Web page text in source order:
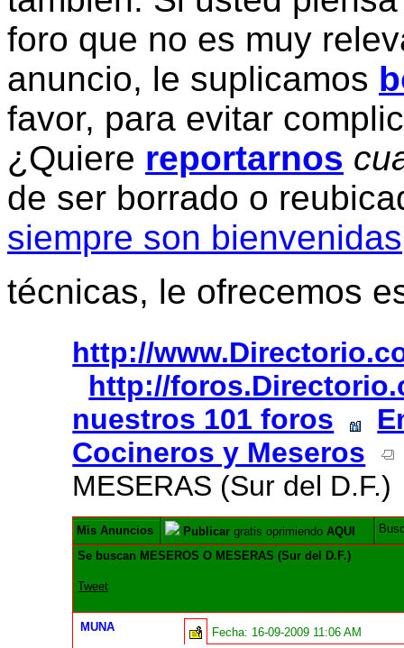
foro que no es muy
anuncio, le suplicamos
favor, para evitar
¿Quiere reportarnos
de ser borrado o
siempre son bienvenidas
técnicas, le ofrecemos
http://
http://
nuestros 101 foros
Cocineros y Meseros
MESERAS (Sur del D.F.)
Mis Anuncios Publicar gratis oprimiendoAQUI
Se buscan MESEROS O MESERAS (Sur del D.F.)
Tweet
MUNA Fecha: 16-09-2009 11:06 AM